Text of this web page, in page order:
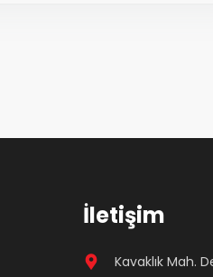
İletişim
Kavaklık Mah.